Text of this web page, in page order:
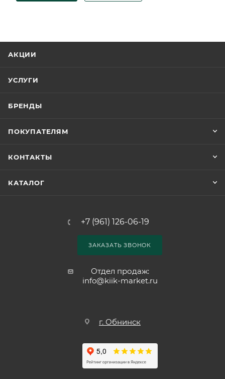
АКЦИИ
УСЛУГИ
БРЕНДЫ
ПОКУПАТЕЛЯМ
КОНТАКТЫ
КАТАЛОГ
+7 (961) 126-06-19
ЗАКАЗАТЬ ЗВОНОК
Отдел продаж:
info@kiik-market.ru
г. Обнинск